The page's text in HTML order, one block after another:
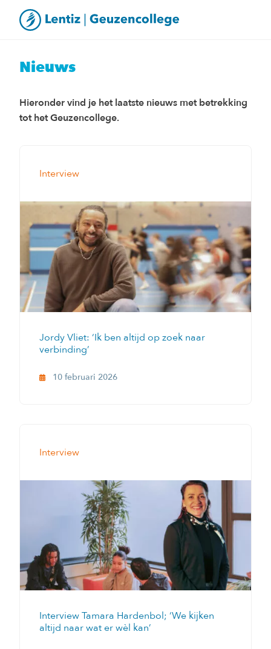
Nieuws
Hieronder vind je het laatste nieuws met betrekking
tot het Geuzencollege.
Interview
Jordy Vliet: ‘Ik ben altijd op zoek naar
verbinding’
10 februari 2026
Interview
Interview Tamara Hardenbol; ‘We kijken
altijd naar wat er wèl kan’